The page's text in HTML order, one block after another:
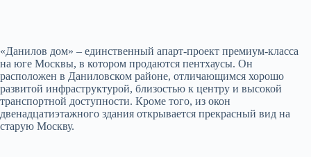
«Данилов дом» – единственный апарт-проект премиум-класса
на юге Москвы, в котором продаются пентхаусы. Он
расположен в Даниловском районе, отличающимся хорошо
развитой инфраструктурой, близостью к центру и высокой
транспортной доступности. Кроме того, из окон
двенадцатиэтажного здания открывается прекрасный вид на
старую Москву.